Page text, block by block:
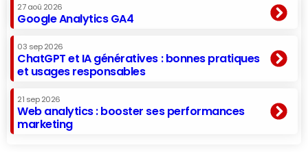
27 aoû 2026
Google Analytics GA4
03 sep 2026
ChatGPT et IA génératives : bonnes pratiques
et usages responsables
21 sep 2026
Web analytics : booster ses performances
marketing